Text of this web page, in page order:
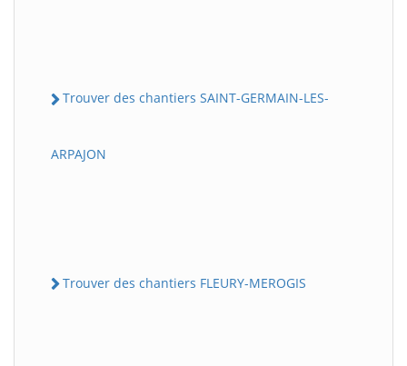
Trouver des chantiers SAINT-GERMAIN-LES-
ARPAJON
Trouver des chantiers FLEURY-MEROGIS